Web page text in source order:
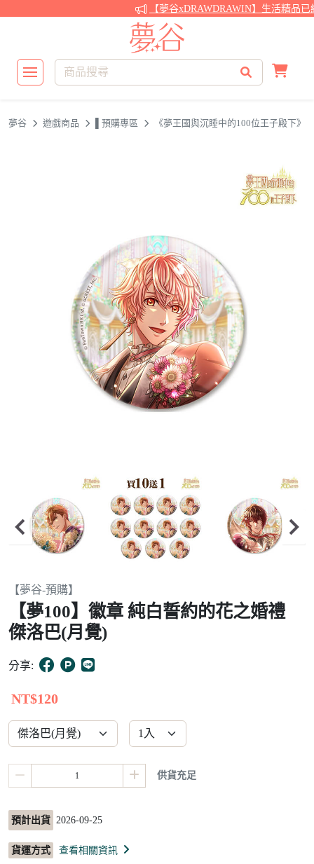
【夢谷xDRAWDRAWIN】生活精品已
夢谷 遊戲商品 ▌預購專區 《夢王國與沉睡中的100位王子殿下》
Item
of
10
【夢谷-預購】
【夢100】徽章 純白誓約的花之婚禮
傑洛巴(月覺)
分享:
NT$120
供貨充足
預計出貨 2026-09-25
貨運方式 查看相關資訊